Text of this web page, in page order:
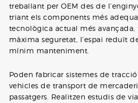
treballant per OEM des de
triant els components més
tecnològica actual més
màxima seguretat, l’espai reduït
mínim manteniment.
Poden fabricar sistemes de
vehicles de transport de
passatgers. Realitzen estudis de